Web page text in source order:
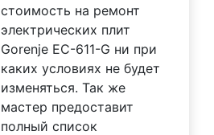
стоимость на ремонт
электрических плит
Gorenje EC-611-G ни при
каких условиях не будет
изменяться. Так же
мастер предоставит
полный список